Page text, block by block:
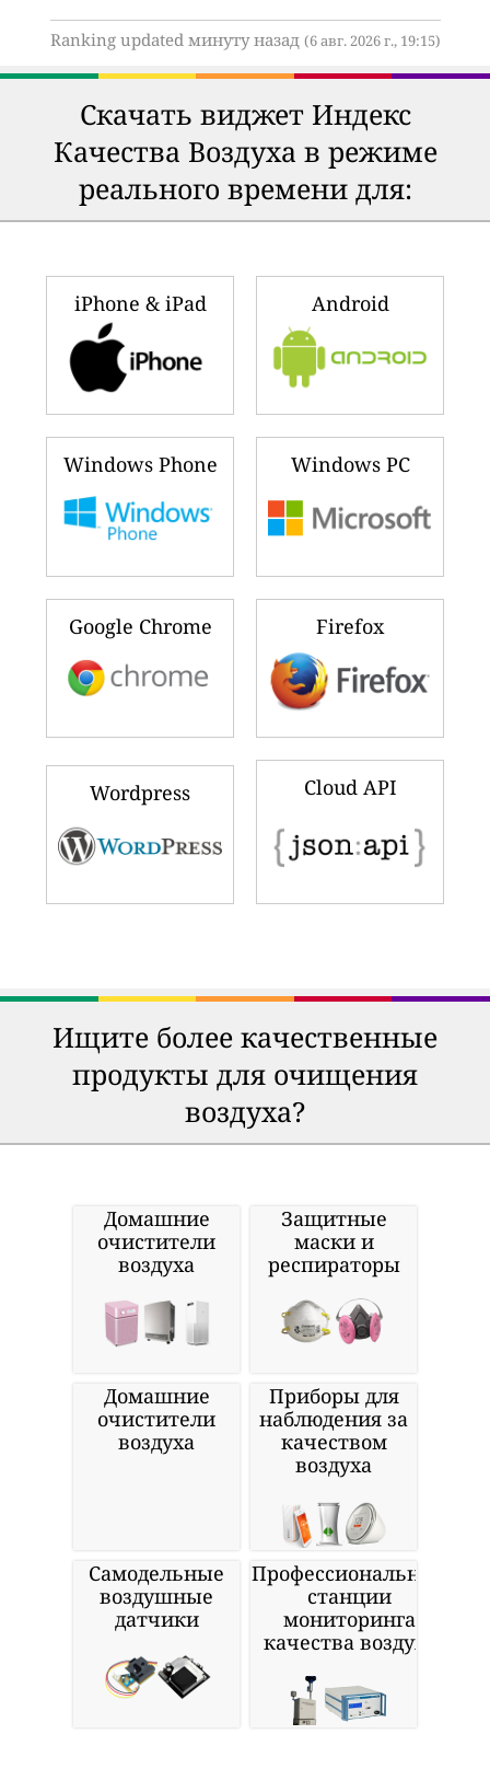
Ranking updated минуту назад (6 авг. 2026 г., 19:15)
Скачать виджет Индекс
Качества Воздуха в режиме
реального времени для:
iPhone & iPad Android
Windows Phone Windows PC
Google Chrome Firefox
Wordpress Cloud API
Ищите более качественные
продукты для очищения
воздуха?
Домашние
очистители
воздуха
Защитные
маски и
респираторы
Домашние
очистители
воздуха
Приборы для
наблюдения за
качеством
воздуха
Самодельные
воздушные
датчики
Профессиональные
станции
мониторинга
качества воздуха